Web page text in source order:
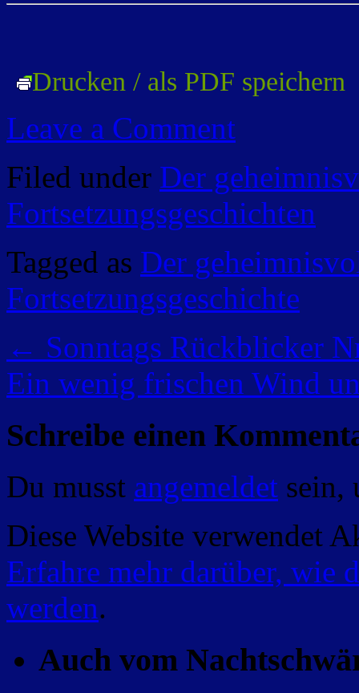
Drucken / als PDF speichern
Leave a Comment
Filed under Der
Fortsetzungsgeschichten
Tagged as Der
Fortsetzungsgeschichte
← Sonntags Rückblicker
Ein wenig frischen Wind
Schreibe einen
Du musst angemeldet sein,
Diese Website verwendet
Erfahre mehr darüber, wie
werden.
Auch vom